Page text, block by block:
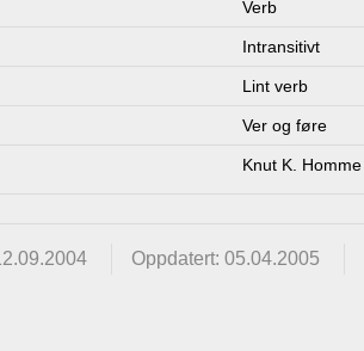
Verb
Intransitivt
Lint verb
Ver og føre
Knut K.
Oppdatert: 05.04.2005